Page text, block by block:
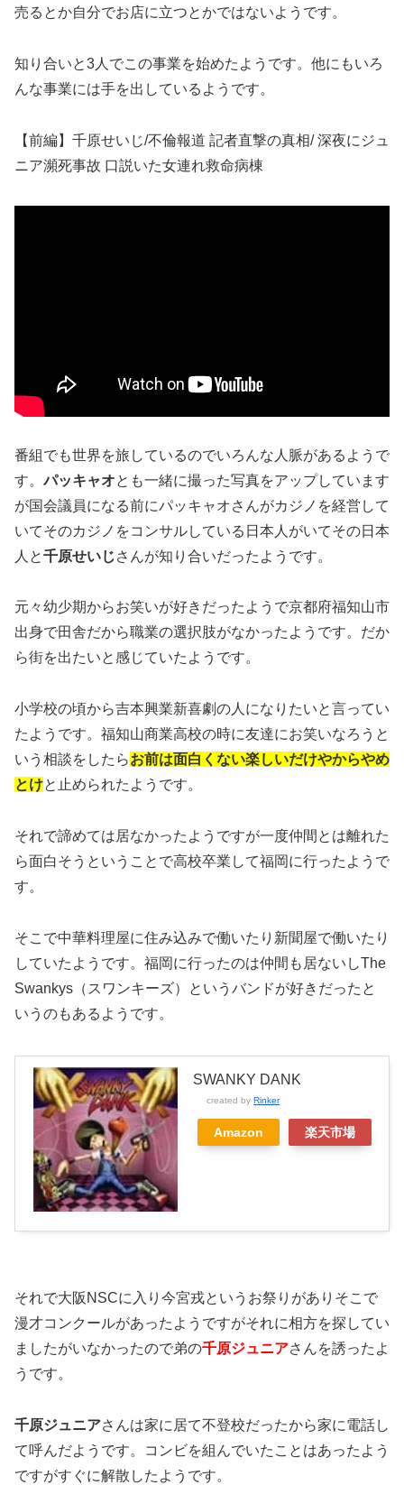
売るとか自分でお店に立つとかではないようです。
知り合いと3人でこの事業を始めたようです。他にもいろ
んな事業には手を出しているようです。
【前編】千原せいじ/不倫報道 記者直撃の真相/ 深夜にジュ
ニア瀕死事故 口説いた女連れ救命病棟
番組でも世界を旅しているのでいろんな人脈があるようで
す。パッキャオとも一緒に撮った写真をアップしています
が国会議員になる前にパッキャオさんがカジノを経営して
いてそのカジノをコンサルしている日本人がいてその日本
人と千原せいじさんが知り合いだったようです。
元々幼少期からお笑いが好きだったようで京都府福知山市
出身で田舎だから職業の選択肢がなかったようです。だか
ら街を出たいと感じていたようです。
小学校の頃から吉本興業新喜劇の人になりたいと言ってい
たようです。福知山商業高校の時に友達にお笑いなろうと
いう相談をしたらお前は面白くない楽しいだけやからやめ
とけと止められたようです。
それで諦めては居なかったようですが一度仲間とは離れた
ら面白そうということで高校卒業して福岡に行ったようで
す。
そこで中華料理屋に住み込みで働いたり新聞屋で働いたり
していたようです。福岡に行ったのは仲間も居ないしThe
Swankys（スワンキーズ）というバンドが好きだったと
いうのもあるようです。
SWANKY DANK
created by Rinker
Amazon 楽天市場
それで大阪NSCに入り今宮戎というお祭りがありそこで
漫才コンクールがあったようですがそれに相方を探してい
ましたがいなかったので弟の千原ジュニアさんを誘ったよ
うです。
千原ジュニアさんは家に居て不登校だったから家に電話し
て呼んだようです。コンビを組んでいたことはあったよう
ですがすぐに解散したようです。